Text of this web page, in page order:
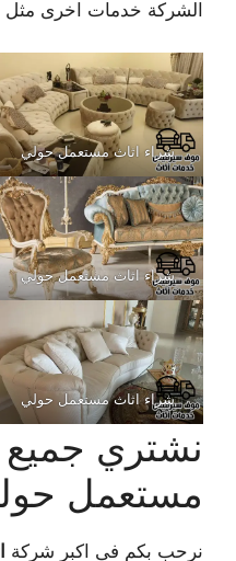
الشركة خدمات اخرى مثل
شراء اثاث مستعمل حولي
شراء اثاث مستعمل حولي
شراء اثاث مستعمل حولي
نشتري جميع
مستعمل حول
نرحب بكم فى اكبر شركة